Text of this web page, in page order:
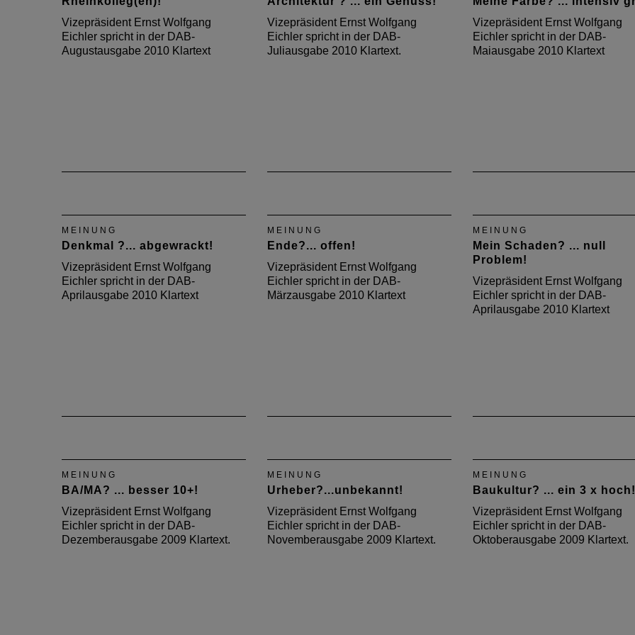
Vizepräsident Ernst Wolfgang
Eichler spricht in der DAB-
Augustausgabe 2010 Klartext
Vizepräsident Ernst Wolfgang
Eichler spricht in der DAB-
Juliausgabe 2010 Klartext.
Vizepräsident Ernst Wolfgang
Eichler spricht in der DAB-
Maiausgabe 2010 Klartext
MEINUNG
Denkmal ?... abgewrackt!
Vizepräsident Ernst Wolfgang
Eichler spricht in der DAB-
Aprilausgabe 2010 Klartext
MEINUNG
Ende?... offen!
Vizepräsident Ernst Wolfgang
Eichler spricht in der DAB-
Märzausgabe 2010 Klartext
MEINUNG
Mein Schaden? ... null
Problem!
Vizepräsident Ernst Wolfgang
Eichler spricht in der DAB-
Aprilausgabe 2010 Klartext
MEINUNG
BA/MA? ... besser 10+!
Vizepräsident Ernst Wolfgang
Eichler spricht in der DAB-
Dezemberausgabe 2009 Klartext.
MEINUNG
Urheber?...unbekannt!
Vizepräsident Ernst Wolfgang
Eichler spricht in der DAB-
Novemberausgabe 2009 Klartext.
MEINUNG
Baukultur? ... ein 3 x hoch!
Vizepräsident Ernst Wolfgang
Eichler spricht in der DAB-
Oktoberausgabe 2009 Klartext.